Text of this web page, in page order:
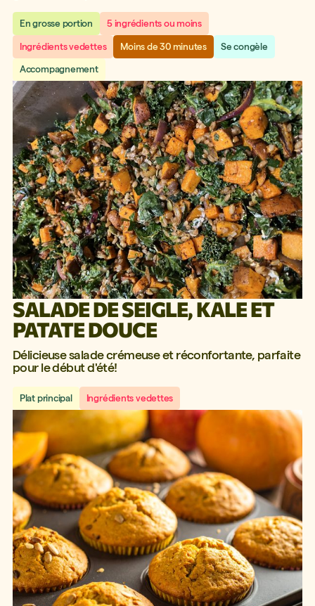
En grosse portion 5 ingrédients ou moins
Ingrédients vedettes Moins de 30 minutes Se congèle
Accompagnement
SALADE DE SEIGLE, KALE ET
PATATE DOUCE
Délicieuse salade crémeuse et réconfortante, parfaite
pour le début d'été!
Plat principal Ingrédients vedettes